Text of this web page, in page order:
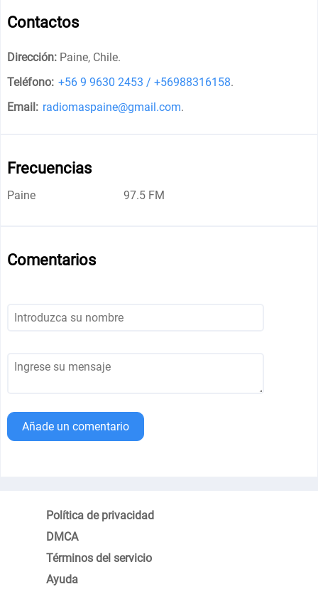
Contactos
Dirección: Paine, Chile.
Teléfono: +56 9 9630 2453 / +56988316158.
Email: radiomaspaine@gmail.com.
Frecuencias
Paine 97.5 FM
Comentarios
Añade un comentario
Política de privacidad
DMCA
Términos del servicio
Ayuda